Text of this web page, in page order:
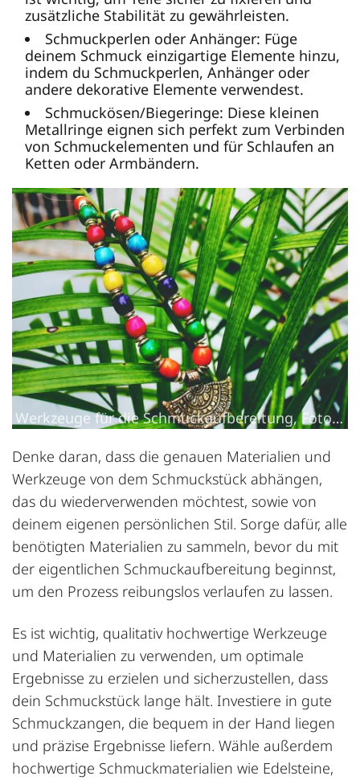
zusätzliche Stabilität zu gewährleisten.
Schmuckperlen oder Anhänger: Füge
deinem Schmuck einzigartige Elemente hinzu,
indem du Schmuckperlen, Anhänger oder
andere dekorative Elemente verwendest.
Schmuckösen/Biegeringe: Diese kleinen
Metallringe eignen sich perfekt zum Verbinden
von Schmuckelementen und für Schlaufen an
Ketten oder Armbändern.
Werkzeuge für die Schmuckaufbereitung, Fotograf:
Denke daran, dass die genauen Materialien und
Werkzeuge von dem Schmuckstück abhängen,
das du wiederverwenden möchtest, sowie von
deinem eigenen persönlichen Stil. Sorge dafür, alle
benötigten Materialien zu sammeln, bevor du mit
der eigentlichen Schmuckaufbereitung beginnst,
um den Prozess reibungslos verlaufen zu lassen.
Es ist wichtig, qualitativ hochwertige Werkzeuge
und Materialien zu verwenden, um optimale
Ergebnisse zu erzielen und sicherzustellen, dass
dein Schmuckstück lange hält. Investiere in gute
Schmuckzangen, die bequem in der Hand liegen
und präzise Ergebnisse liefern. Wähle außerdem
hochwertige Schmuckmaterialien wie Edelsteine,